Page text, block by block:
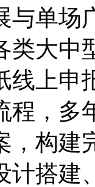
与单场
类大中
线上申
程，多
，构建
计搭建